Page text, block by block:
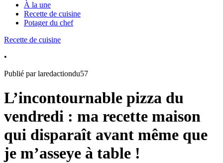
À la une
Recette de cuisine
Potager du chef
Recette de cuisine
•
Publié par laredactiondu57
L’incontournable pizza du
vendredi : ma recette maison
qui disparaît avant même que
je m’asseye à table !